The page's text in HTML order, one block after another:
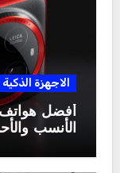
الاجهزة الذكية
الأنسب